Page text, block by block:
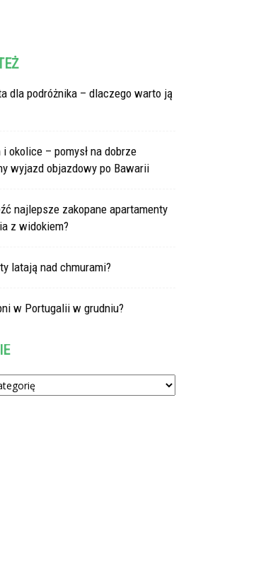
dla podróżnika – dlaczego warto ją
okolice – pomysł na dobrze
wyjazd objazdowy po Bawarii
najlepsze zakopane apartamenty
z widokiem?
latają nad chmurami?
w Portugalii w grudniu?